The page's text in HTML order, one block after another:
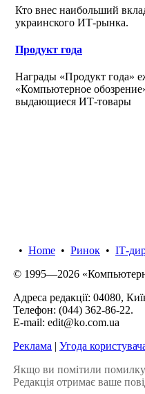
Кто внес наибольший
украинского ИТ-рынка.
Продукт года
Награды «Продукт года»
«Компьютерное
выдающиеся ИТ-товары
• Home • Ринок • IТ-
© 1995—2026
Адреса редакції: 04080,
Телефон: (044) 362-86-22.
E-mail: edit@ko.com.ua
Реклама | Угода
Якщо ви помітили помилку
Редакція отримає ваше